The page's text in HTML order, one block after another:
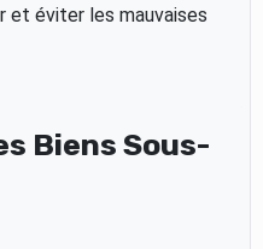
et éviter les mauvaises
Biens Sous-